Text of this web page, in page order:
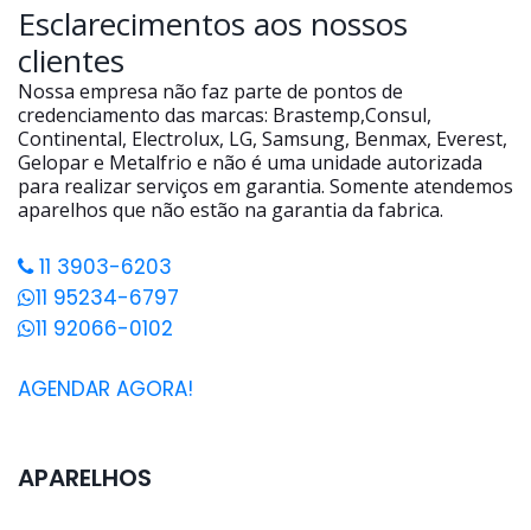
Esclarecimentos aos nossos
clientes
Nossa empresa não faz parte de pontos de
credenciamento das marcas: Brastemp,Consul,
Continental, Electrolux, LG, Samsung, Benmax, Everest,
Gelopar e Metalfrio e não é uma unidade autorizada
para realizar serviços em garantia. Somente atendemos
aparelhos que não estão na garantia da fabrica.
11 3903-6203
11 95234-6797
11 92066-0102
AGENDAR AGORA!
APARELHOS